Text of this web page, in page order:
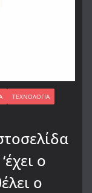
ΤΕΧΝΟΛΟΓΊΑ
ο
ο